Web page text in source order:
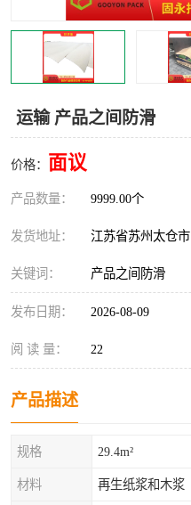
运输 产品之间防滑
价格： 面议
产品数量： 9999.00个
发货地址： 江苏省苏州太仓市
关键词： 产品之间防滑
发布日期： 2026-08-09
阅 读 量： 22
产品描述
规格 29.4m²
材料 再生纸浆和木浆